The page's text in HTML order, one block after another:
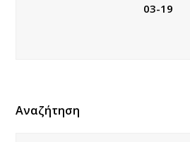
03-19
Αναζήτηση